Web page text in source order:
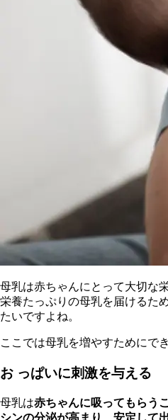
母乳は赤ちゃんにとって大切な
栄養たっぷりの母乳を届けるた
たいですよね。
ここでは母乳を増やすためにで
お っぱいに刺激を与える
母乳は赤ちゃんに吸ってもらう
シンの分泌が高まり、安定して